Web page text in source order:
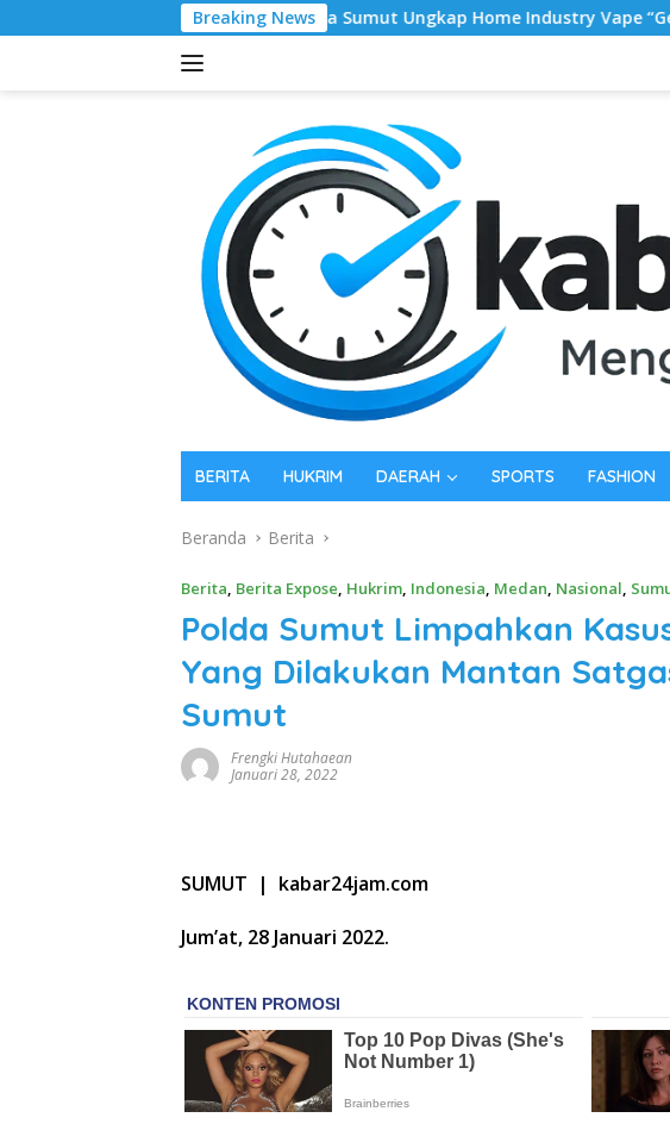
ke
Breaking News
‎Polda Sumut Ungkap Home Industry Vape “Getar” Mengandung
BERITA HUKRIM DAERAH SPORTS FASHION
Beranda Berita
Berita, Berita Expose, Hukrim, Indonesia, Medan, Nasional,
Polda Sumut Limpahkan
Yang Dilakukan Mantan
Sumut
Frengki Hutahaean
Januari 28, 2022
SUMUT | kabar24jam.com
Jum’at, 28 Januari 2022.